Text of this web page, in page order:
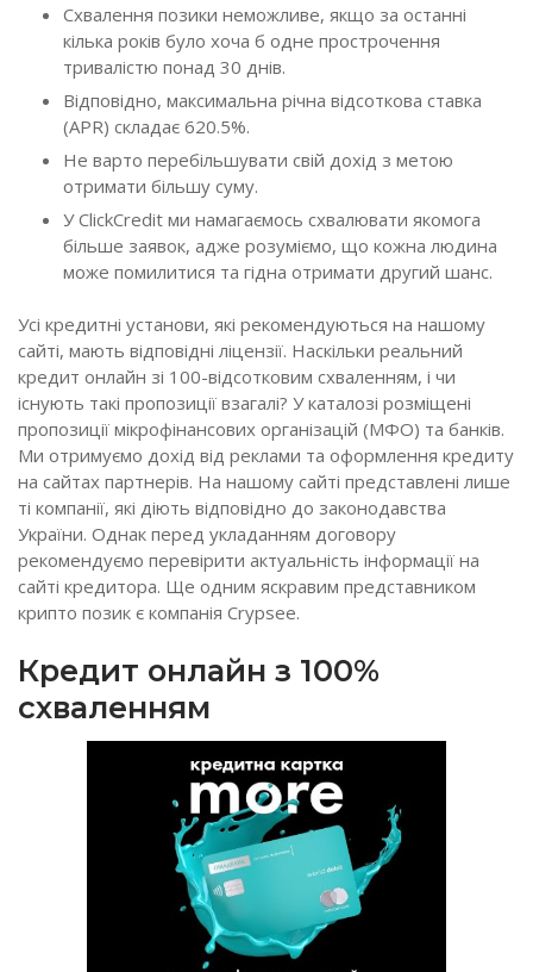
Схвалення позики неможливе, якщо за останні
кілька років було хоча б одне прострочення
тривалістю понад 30 днів.
Відповідно, максимальна річна відсоткова ставка
(APR) складає 620.5%.
Не варто перебільшувати свій дохід з метою
отримати більшу суму.
У ClickCredit ми намагаємось схвалювати якомога
більше заявок, адже розуміємо, що кожна людина
може помилитися та гідна отримати другий шанс.
Усі кредитні установи, які рекомендуються на нашому
сайті, мають відповідні ліцензії. Наскільки реальний
кредит онлайн зі 100-відсотковим схваленням, і чи
існують такі пропозиції взагалі? У каталозі розміщені
пропозиції мікрофінансових організацій (МФО) та банків.
Ми отримуємо дохід від реклами та оформлення кредиту
на сайтах партнерів. На нашому сайті представлені лише
ті компанії, які діють відповідно до законодавства
України. Однак перед укладанням договору
рекомендуємо перевірити актуальність інформації на
сайті кредитора. Ще одним яскравим представником
крипто позик є компанія Crypsee.
Кредит онлайн з 100%
схваленням